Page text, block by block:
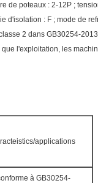
de poteaux : 2-12P ;
d'isolation : F ; mode de
2 dans GB30254-
l'exploitation, les
applications
à GB30254-